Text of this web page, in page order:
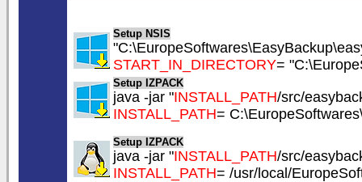
Setup NSIS
START_IN_DIRECTORY=
Setup IZPACK
java -jar "INSTALL_PATH/src/
INSTALL_PATH=
Setup IZPACK
java -jar "INSTALL_PATH/src/
INSTALL_PATH= /usr/local/